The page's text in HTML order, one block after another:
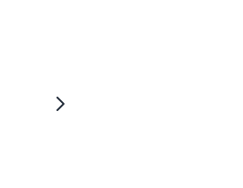
Nissan NV200 (2013)